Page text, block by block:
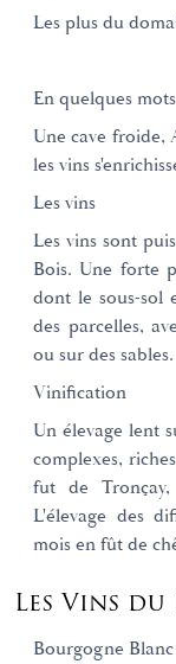
Les plus du
En quelques mots
Une cave froide,
les vins
Les vins
Les vins sont
Bois. Une forte
dont le sous-sol
des parcelles,
ou sur des sables.
Vinification
Un élevage lent
complexes,
fut de
L'élevage des
mois en fût de
Les Vins
Bourgogne Blanc